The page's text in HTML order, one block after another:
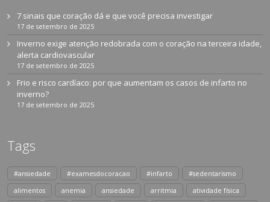
7 sinais que coração dá e que você precisa investigar
17 de setembro de 2025
Inverno exige atenção redobrada com o coração na terceira idade,
alerta cardiovascular
17 de setembro de 2025
Frio e risco cardíaco: por que aumentam os casos de infarto no
inverno?
17 de setembro de 2025
Tags
#ansiedade #examesdocoracao #infarto
#sedentarismo
alimentos
anemia ansiedade arritmia
atividade física